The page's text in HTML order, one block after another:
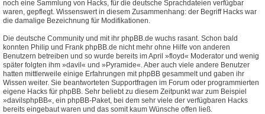
noch eine Sammlung von Hacks, für die deutsche Sprachdateien verfügbar
waren, gepflegt. Wissenswert in diesem Zusammenhang: der Begriff Hacks war
die damalige Bezeichnung für Modifikationen.
Die deutsche Community und mit ihr phpBB.de wuchs rasant. Schon bald
konnten Philip und Frank phpBB.de nicht mehr ohne Hilfe von anderen
Benutzern betreiben und so wurde bereits im April »floyd« Moderator und wenig
später folgten ihm »davil« und »Pyramide«. Aber auch viele andere Benutzer
hatten mittlerweile einige Erfahrungen mit phpBB gesammelt und gaben ihr
Wissen weiter. Sie beantworteten Supportfragen im Forum oder programmierten
eigene Hacks für phpBB. Sehr beliebt zu diesem Zeitpunkt war zum Beispiel
»davilsphpBB«, ein phpBB-Paket, bei dem sehr viele der verfügbaren Hacks
bereits eingebaut waren und das somit kaum Wünsche offen ließ.